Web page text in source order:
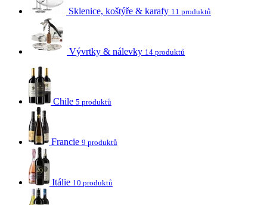
Sklenice, koštýře & karafy 11 produktů
Vývrtky & nálevky 14 produktů
Chile 5 produktů
Francie 9 produktů
Itálie 10 produktů